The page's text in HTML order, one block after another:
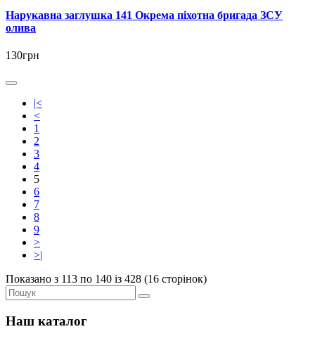
Нарукавна заглушка 141 Окрема піхотна бригада ЗСУ
олива
130грн
|<
<
1
2
3
4
5
6
7
8
9
>
>|
Показано з 113 по 140 із 428 (16 сторінок)
Наш каталог